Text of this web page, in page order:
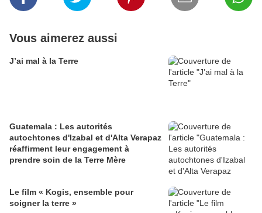
Vous aimerez aussi
J’ai mal à la Terre
Guatemala : Les autorités
autochtones d'Izabal et d'Alta Verapaz
réaffirment leur engagement à
prendre soin de la Terre Mère
Le film « Kogis, ensemble pour
soigner la terre »